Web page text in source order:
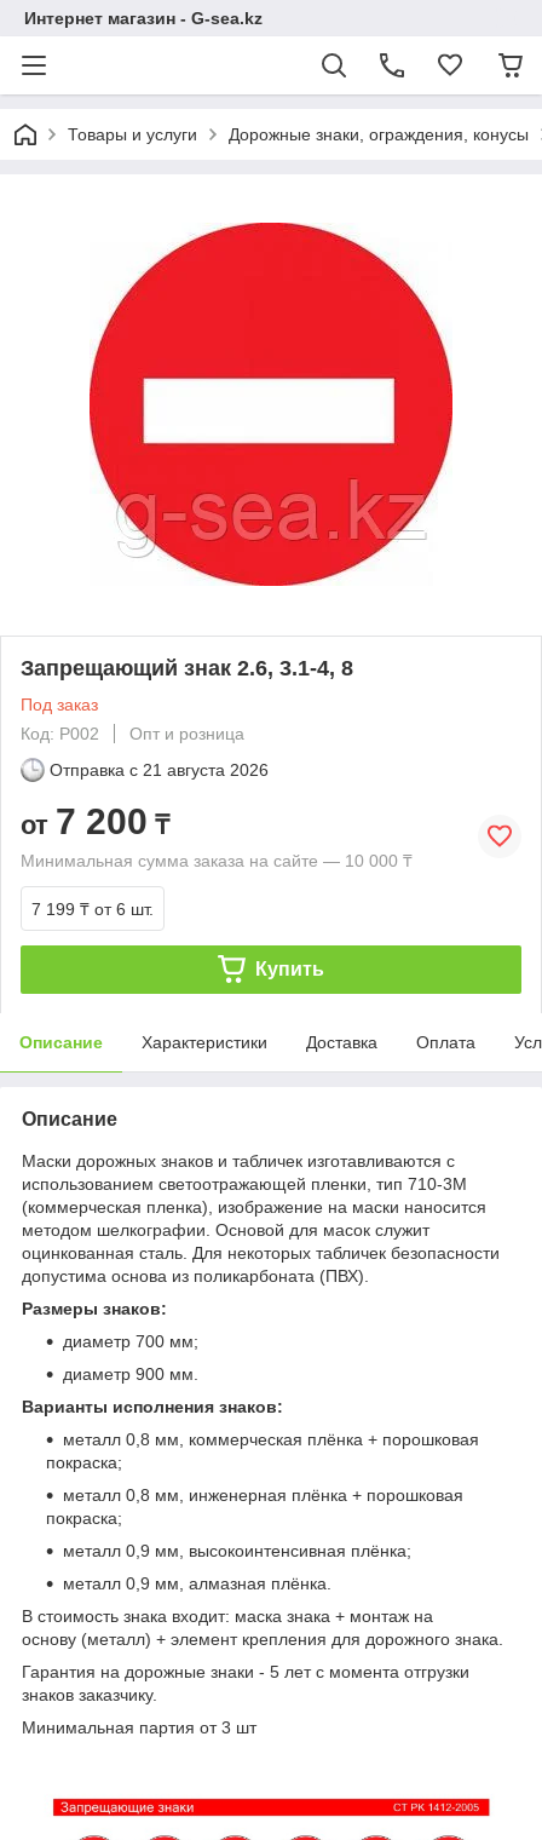
Интернет магазин - G-sea.kz
Товары и услуги Дорожные знаки, ограждения, конусы
Запрещающий знак 2.6, 3.1-4, 8
Под заказ
Код: P002
Опт и розница
Отправка с 21 августа 2026
от 7 200 ₸
Минимальная сумма заказа на сайте — 10 000 ₸
7 199 ₸ от 6 шт.
Купить
Описание Характеристики Доставка Оплата
Описание
Маски дорожных знаков и табличек изготавливаются с
использованием светоотражающей пленки, тип 710-3М
(коммерческая пленка), изображение на маски наносится
методом шелкографии. Основой для масок служит
оцинкованная сталь. Для некоторых табличек безопасности
допустима основа из поликарбоната (ПВХ).
Размеры знаков:
диаметр 700 мм;
диаметр 900 мм.
Варианты исполнения знаков:
металл 0,8 мм, коммерческая плёнка + порошковая
покраска;
металл 0,8 мм, инженерная плёнка + порошковая
покраска;
металл 0,9 мм, высокоинтенсивная плёнка;
металл 0,9 мм, алмазная плёнка.
В стоимость знака входит: маска знака + монтаж на
основу (металл) + элемент крепления для дорожного знака.
Гарантия на дорожные знаки - 5 лет с момента отгрузки
знаков заказчику.
Минимальная партия от 3 шт